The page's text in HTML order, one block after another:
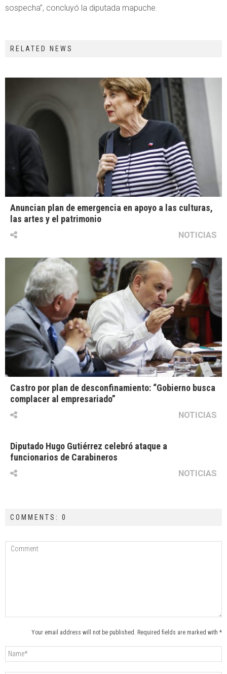
sospecha”, concluyó la diputada mapuche.
RELATED NEWS
Anuncian plan de emergencia en apoyo a las culturas,
las artes y el patrimonio
NOTICIAS
Castro por plan de desconfinamiento: “Gobierno busca
complacer al empresariado”
NOTICIAS
Diputado Hugo Gutiérrez celebró ataque a
funcionarios de Carabineros
NOTICIAS
COMMENTS: 0
Your email address will not be published. Required fields are marked with *